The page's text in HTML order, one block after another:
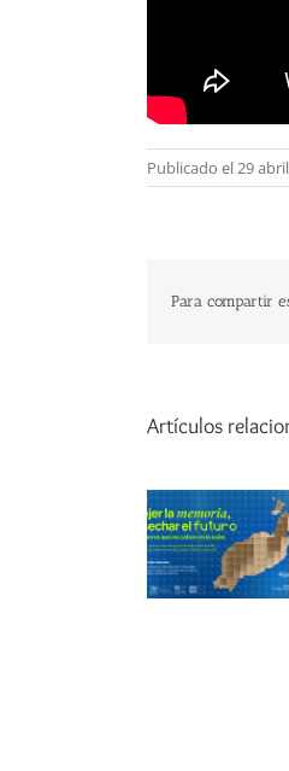
Publicado el 29
Para compartir
Artículos